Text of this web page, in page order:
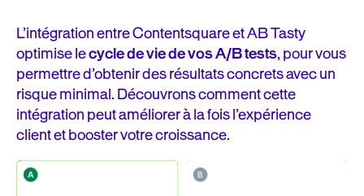
L’intégration entre Contentsquare et AB Tasty
optimise lecycle de vie de vos A/B tests, pour vous
permettre d’obtenir des résultats concrets avec un
risque minimal. Découvrons comment cette
intégration peut améliorer à la fois l’expérience
client et booster votre croissance.